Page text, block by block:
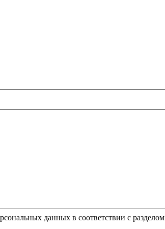
данных в соответствии с разделом